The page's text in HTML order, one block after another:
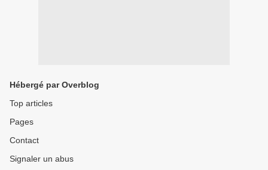
Hébergé par Overblog
Top articles
Pages
Contact
Signaler un abus